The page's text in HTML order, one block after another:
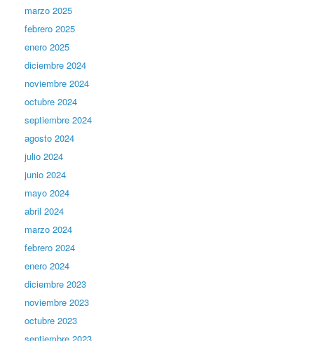
marzo 2025
febrero 2025
enero 2025
diciembre 2024
noviembre 2024
octubre 2024
septiembre 2024
agosto 2024
julio 2024
junio 2024
mayo 2024
abril 2024
marzo 2024
febrero 2024
enero 2024
diciembre 2023
noviembre 2023
octubre 2023